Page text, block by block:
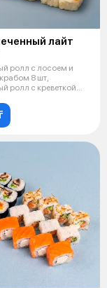
лайт
и
8 шт,